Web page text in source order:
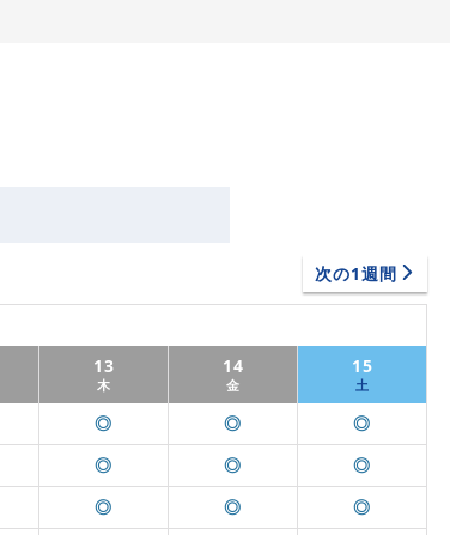
次の1週間
13
木
14
金
15
土
◎ ◎
◎
◎ ◎
◎
◎ ◎
◎